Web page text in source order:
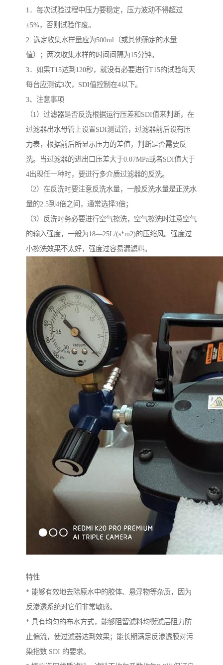
1．每次试验过程中压力要稳定，压力波动不得超过
±5%，否则试验作废。
2. 选定收集水样量应为500ml（或其他确定的水量
值）；两次收集水样的时间间隔为15分钟。
3．如果T15达到120秒，就没有必要进行T15的试验每天
每台应测试3次，SDI值控制在4以下。
3、注意事项
（1）过滤器是否反洗根据运行压差和SDI值来判断，在
过滤器出水母管上设置SDI测试管，过滤器前后设有压
力表，根据前后所显示压力的差值，判断是否需要反
洗。当过滤器的进出口压差大于0.07MPa或者SDI值大于
4出现任一种时，要进行多介质过滤器的反洗。
（2）在反洗时要注意反洗水量，一般反洗水量是正洗水
量的2.5到4倍之间，通常选择3倍；
（3）反洗时务必要进行空气擦洗，空气擦洗时注意空气
的输入强度，一般为18—25L/(s*m2)的压缩风。强度过
小擦洗效果不太好，强度过容易漏滤料。
特性
* 能够有效地去除原水中的胶体、悬浮物等杂质，因为
反渗透系统对它们非常敏感。
* 具有均匀的布水方式，能够阻留滤料均衡滤层阻力防
止偏流，使过滤器达到效果；能长期满足反渗透膜对污
染指数 SDI 的要求。